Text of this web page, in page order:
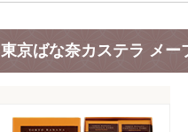
東京ばな奈カステラ メー